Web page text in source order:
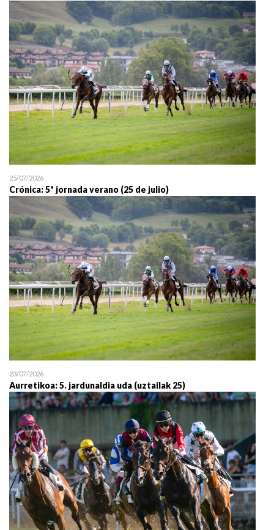
25/07/2026
Crónica: 5ª jornada verano (25 de julio)
23/07/2026
Aurretikoa: 5. jardunaldia uda (uztailak 25)